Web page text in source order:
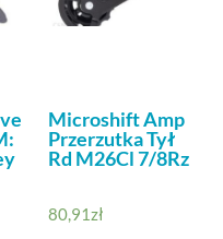
Microshift Amp
Przerzutka Tył
Rd M26Cl 7/8Rz
80,91zł